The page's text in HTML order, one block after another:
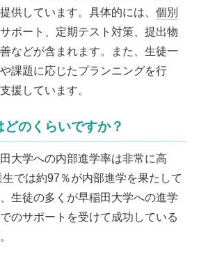
供しています。具体的には、 個別
ポート、定期テスト対策、提出物
などが含まれます。また、生徒一
課題に応じたプランニングを行
援しています。
のくらいですか？
大学への内部進学率は非常に高
では約97％が内部進学を果たして
生徒の多くが早稲田大学への進学
のサポートを受けて成功している